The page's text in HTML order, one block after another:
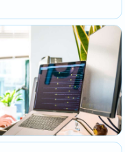
mitgeschickt. Ohne
nicht korrekt
länger.
Schlüssel in einem
Schlüssel nicht außen
deinen Akku nicht